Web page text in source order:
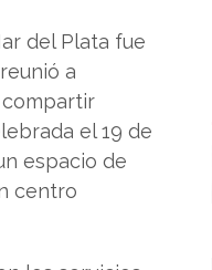
del Plata fue
a
el 19 de
espacio de
centro